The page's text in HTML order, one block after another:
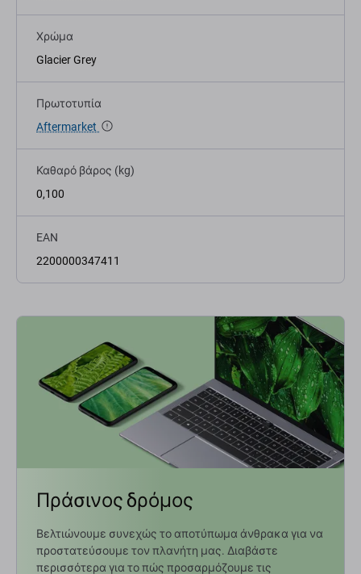
Χρώμα
Glacier Grey
Πρωτοτυπία
Aftermarket
Καθαρό βάρος (kg)
0,100
EAN
2200000347411
Πράσινος δρόμος
Βελτιώνουμε συνεχώς το αποτύπωμα άνθρακα για να
προστατεύσουμε τον πλανήτη μας. Διαβάστε
περισσότερα για το πώς προσαρμόζουμε τις